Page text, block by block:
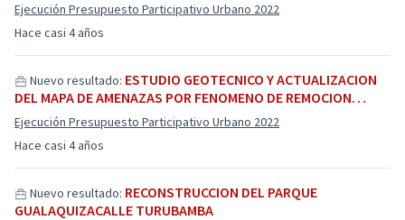
Hace casi 4 años
Ejecución Presupuesto Participativo Urbano 2022
Hace casi 4 años
Nuevo resultado: ESTUDIO GEOTECNICO Y ACTUALIZACION
DEL MAPA DE AMENAZAS POR FENOMENO DE REMOCION…
Ejecución Presupuesto Participativo Urbano 2022
Nuevo resultado: RECONSTRUCCION DEL PARQUE
GUALAQUIZACALLE TURUBAMBA